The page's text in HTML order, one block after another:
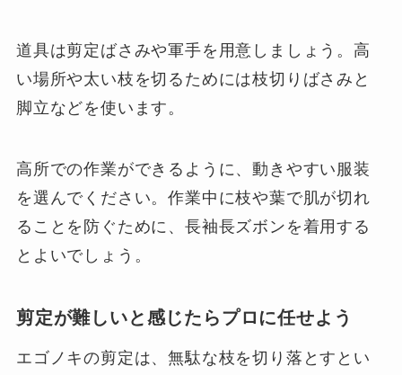
道具は剪定ばさみや軍手を用意しましょう。高
い場所や太い枝を切るためには枝切りばさみと
脚立などを使います。
高所での作業ができるように、動きやすい服装
を選んでください。作業中に枝や葉で肌が切れ
ることを防ぐために、長袖長ズボンを着用する
とよいでしょう。
剪定が難しいと感じたらプロに任せよう
エゴノキの剪定は、無駄な枝を切り落とすとい